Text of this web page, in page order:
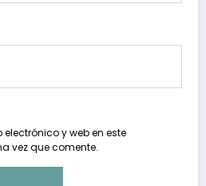
y web en este
vez que comente.